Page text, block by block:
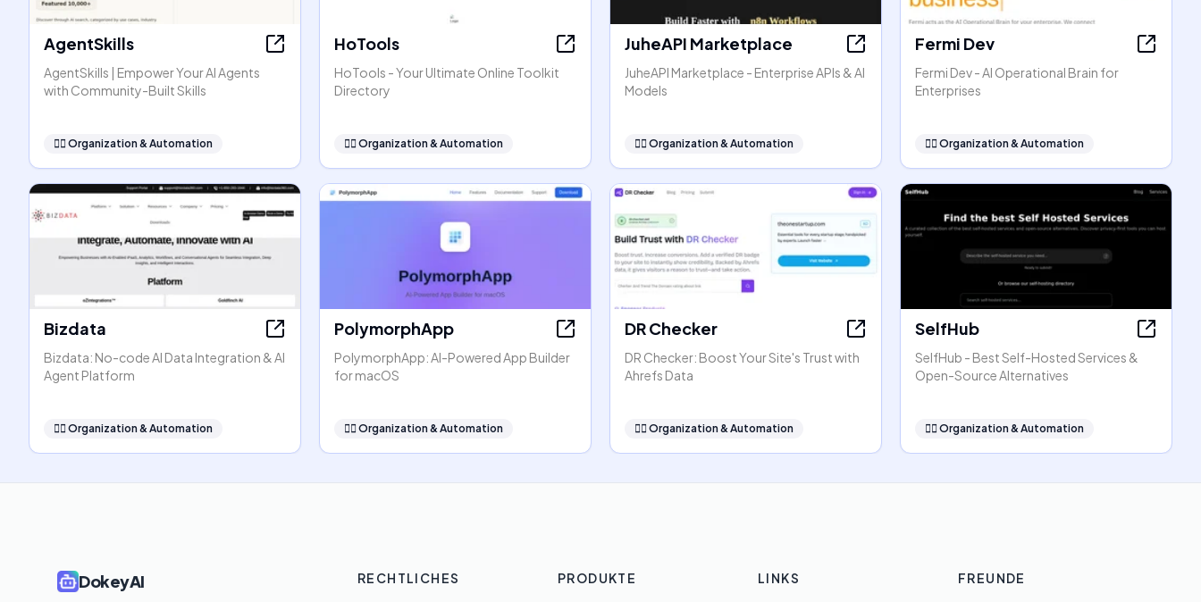
AgentSkills
AgentSkills | Empower Your AI Agents
with Community-Built Skills
🧞‍♂️ Organization & Automation
HoTools
HoTools - Your Ultimate Online Toolkit
Directory
🧞‍♂️ Organization & Automation
JuheAPI Marketplace
JuheAPI Marketplace - Enterprise APIs & AI
Models
🧞‍♂️ Organization & Automation
Fermi Dev
Fermi Dev - AI Operational Brain for
Enterprises
🧞‍♂️ Organization & Automation
Bizdata
Bizdata: No-code AI Data Integration & AI
Agent Platform
🧞‍♂️ Organization & Automation
PolymorphApp
PolymorphApp: AI-Powered App Builder
for macOS
🧞‍♂️ Organization & Automation
DR Checker
DR Checker: Boost Your Site's Trust with
Ahrefs Data
🧞‍♂️ Organization & Automation
SelfHub
SelfHub - Best Self-Hosted Services &
Open-Source Alternatives
🧞‍♂️ Organization & Automation
DokeyAI
RECHTLICHES
PRODUKTE
LINKS
FREUNDE